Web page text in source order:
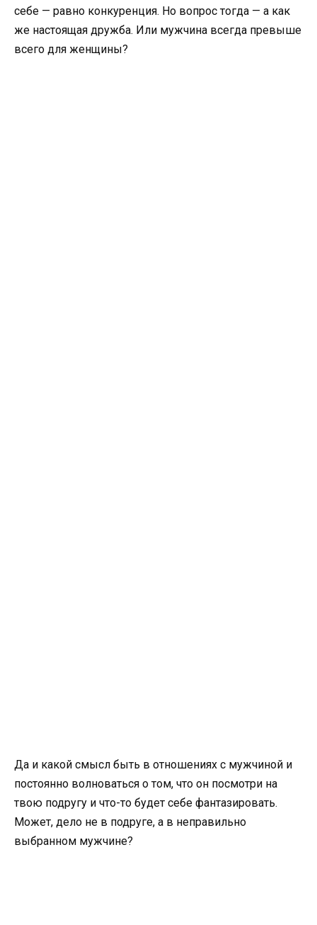
себе — равно конкуренция. Но вопрос тогда — а как
же настоящая дружба. Или мужчина всегда превыше
всего для женщины?
Да и какой смысл быть в отношениях с мужчиной и
постоянно волноваться о том, что он посмотри на
твою подругу и что-то будет себе фантазировать.
Может, дело не в подруге, а в неправильно
выбранном мужчине?